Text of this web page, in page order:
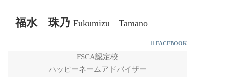
福水 珠乃 Fukumizu Tamano
FACEBOOK
FSCA認定校
ハッピーネームアドバイザー